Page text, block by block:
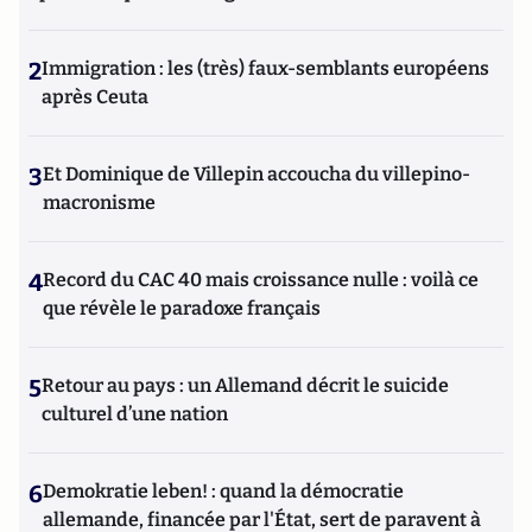
2Immigration : les (très) faux-semblants européens
après Ceuta
3Et Dominique de Villepin accoucha du villepino-
macronisme
4Record du CAC 40 mais croissance nulle : voilà ce
que révèle le paradoxe français
5Retour au pays : un Allemand décrit le suicide
culturel d’une nation
6Demokratie leben! : quand la démocratie
allemande, financée par l'État, sert de paravent à